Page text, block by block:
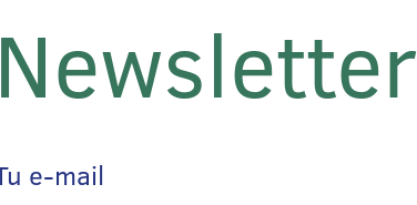
Newsletter